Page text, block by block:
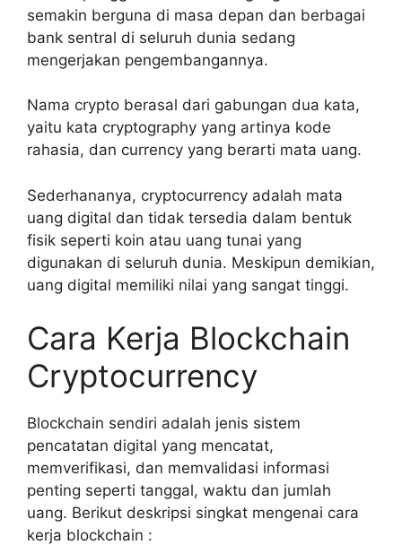
semakin berguna di masa depan dan berbagai
bank sentral di seluruh dunia sedang
mengerjakan pengembangannya.
Nama crypto berasal dari gabungan dua kata,
yaitu kata cryptography yang artinya kode
rahasia, dan currency yang berarti mata uang.
Sederhananya, cryptocurrency adalah mata
uang digital dan tidak tersedia dalam bentuk
fisik seperti koin atau uang tunai yang
digunakan di seluruh dunia. Meskipun demikian,
uang digital memiliki nilai yang sangat tinggi.
Cara Kerja Blockchain
Cryptocurrency
Blockchain sendiri adalah jenis sistem
pencatatan digital yang mencatat,
memverifikasi, dan memvalidasi informasi
penting seperti tanggal, waktu dan jumlah
uang. Berikut deskripsi singkat mengenai cara
kerja blockchain :